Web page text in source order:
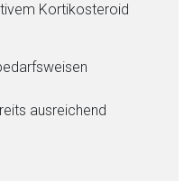
Kortikosteroid
ausreichend